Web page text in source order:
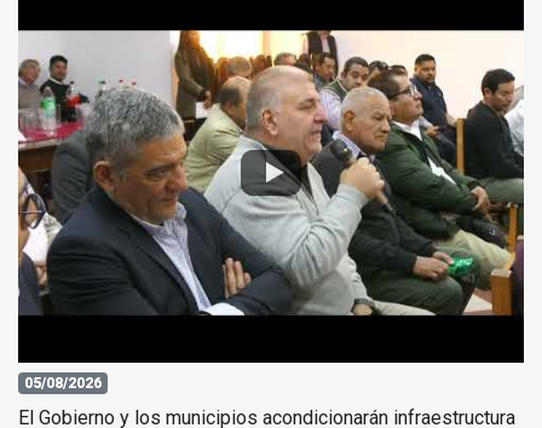
05/08/2026
El Gobierno y los municipios acondicionarán infraestructura